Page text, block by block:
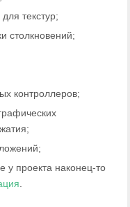
текстур;
столкновений;
контроллеров;
у проекта наконец-то